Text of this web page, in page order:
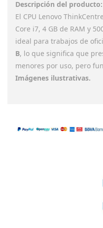
El CPU Lenovo
Core i7, 4 GB de RAM y
ideal para trabajos de
B, lo que significa que
menores por uso, pero
Imágenes ilustrativas.